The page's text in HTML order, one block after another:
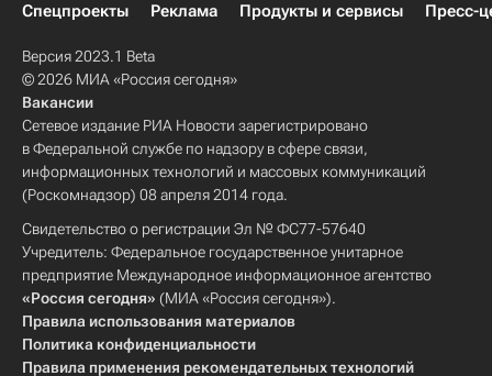
Спецпроекты
Реклама Продукты и сервисы Пресс-
Версия 2023.1 Beta
© 2026 МИА «Россия сегодня»
Вакансии
Сетевое издание РИА Новости зарегистрировано
в Федеральной службе по надзору в сфере связи,
информационных технологий и массовых коммуникаций
(Роскомнадзор) 08 апреля 2014 года.
Свидетельство о регистрации Эл № ФС77-57640
Учредитель: Федеральное государственное унитарное
предприятие Международное информационное агентство
«Россия сегодня» (МИА «Россия сегодня»).
Правила использования материалов
Политика конфиденциальности
Правила применения рекомендательных технологий